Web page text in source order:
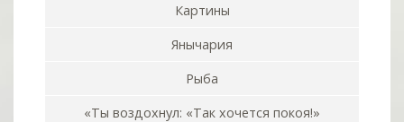
Картины
Янычария
Рыба
«Ты воздохнул: «Так хочется покоя!»